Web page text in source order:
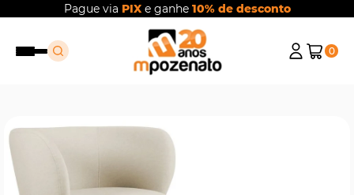
Pague via PIXe ganhe 10% de desconto
0